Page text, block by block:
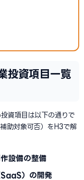
投資項目一覧
資項目は以下の通りで
助対象可否）をH3で解
設備の整備
SaaS）の開発